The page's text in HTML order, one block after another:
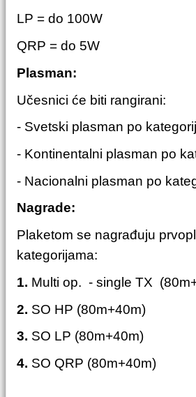
LP = do 100W
QRP = do 5W
Plasman:
Učesnici će biti rangirani:
- Svetski plasman po
- Kontinentalni plasman po
- Nacionalni plasman po
Nagrade:
Plaketom se nagrađuju
kategorijama:
1. Multi op. - single TX
2. SO HP (80m+40m)
3. SO LP (80m+40m)
4. SO QRP (80m+40m)